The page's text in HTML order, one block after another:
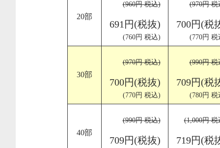
20部
(960円 税込)
691円(税抜)
(760円 税込)
(970円 税
700円(税
(770円 税
30部
(970円 税込)
700円(税抜)
(770円 税込)
(990円 税
709円(税
(780円 税
40部
(990円 税込)
709円(税抜)
(1,000円 税
719円(税